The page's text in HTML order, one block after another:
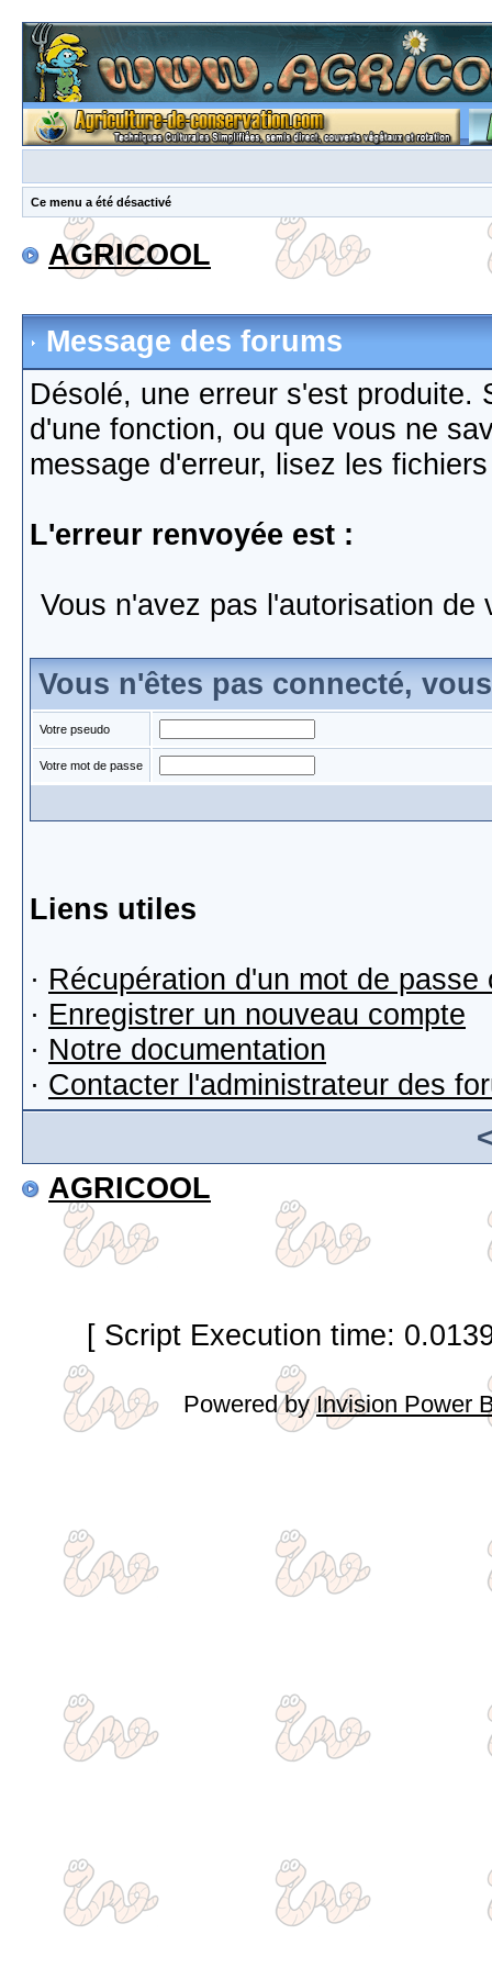
Ce menu a été désactivé
AGRICOOL
Message des forums
Désolé, une erreur s'est produite.
d'une fonction, ou que vous ne
message d'erreur, lisez les
L'erreur renvoyée est :
Vous n'avez pas l'autorisation de
Vous n'êtes pas connecté,
Votre pseudo
Votre mot de passe
Liens utiles
· Récupération d'un mot de passe
· Enregistrer un nouveau compte
· Notre documentation
· Contacter l'administrateur des
AGRICOOL
[ Script Execution time:
Powered byInvision Power